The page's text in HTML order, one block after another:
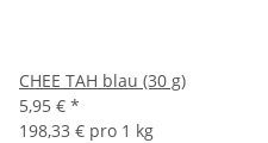
CHEE TAH blau (30 g)
5,95 € *
198,33 € pro 1 kg